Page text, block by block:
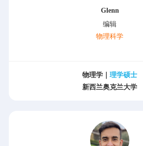
Glenn
编辑
物理科学
物理学｜ 理学硕士
新西兰奥克兰大学